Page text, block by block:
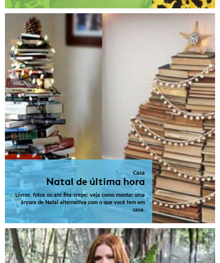
Casa
Natal de última hora
Livros, fotos ou até fita-crepe: veja como montar uma
árvore de Natal alternativa com o que você tem em
casa.